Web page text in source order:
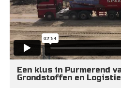
Een klus in Purmerend
Grondstoffen en